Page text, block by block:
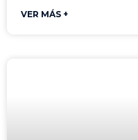
VER MÁS +